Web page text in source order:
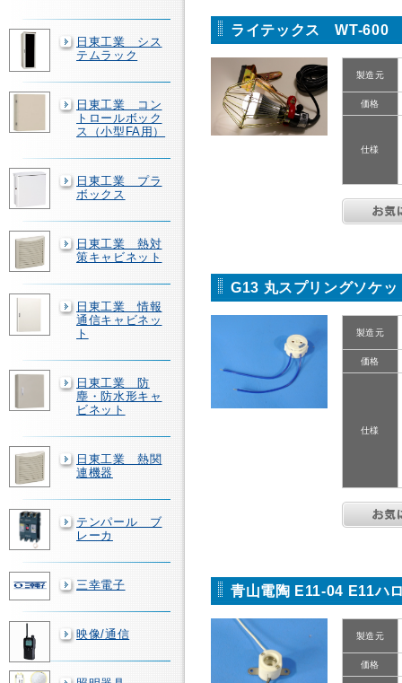
日東工業 シス
テムラック
日東工業 コン
トロールボック
ス（小型FA用）
日東工業 プラ
ボックス
日東工業 熱対
策キャビネット
日東工業 情報
通信キャビネッ
ト
日東工業 防
塵・防水形キャ
ビネット
日東工業 熱関
連機器
テンパール ブ
レーカ
三幸電子
映像/通信
ライテックス WT-600
製造元
価格
仕様
G13 丸スプリングソケ
製造元
価格
仕様
青山電陶 E11-04 E11ハ
製造元
価格